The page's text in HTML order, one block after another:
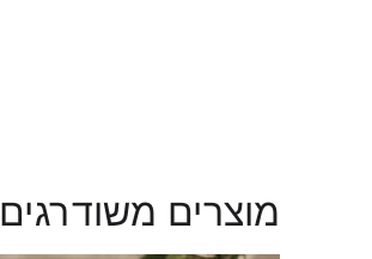
מוצרים משודרגים